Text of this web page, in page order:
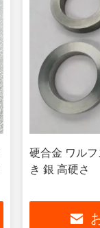
硬合金 ワル
き 銀 高硬さ